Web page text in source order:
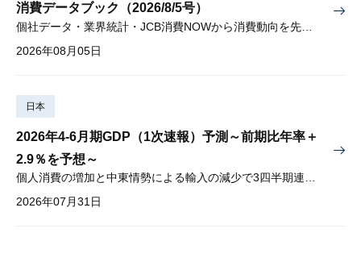
消費データブック（2026/8/5号）
2026年08月05日
日本
2026年4-6月期GDP（1次速報）予測～前期比年率＋
2.9％を予想～
個人消費の増加と中東情勢による輸入の減少で3四半期連続プラス
2026年07月31日